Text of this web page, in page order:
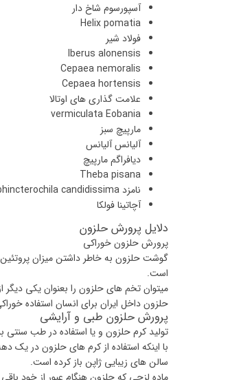
آسپورسوم شاخ دار
Helix pomatia
فولاد شیر
Iberus alonensis
Cepaea nemoralis
Cepaea hortensis
علامت گذاری های اوتالا
vermiculata Eobania
مارپیچ سبز
آلیانس آلیانس
دیافراگم مارپیچ
Theba pisana
نامزد Sphincterochila candidissima یا Leucochroa candidisima
آچاتینا فولکا
دلایل پرورش حلزون
پرورش حلزون خوراکی
گوشت حلزون به خاطر داشتن میزان پروتئین
است.
میتوان تخم های حلزون را بعنوان یکی دیگر
حلزون داخل ایران برای انسان استفاده
پرورش حلزون طبی و آرایشی
تولید کرم حلزون و یا استفاده در طب
با اینکه استفاده از کرم های حلزون در یک
سالن های زیبایی ژاپن باز کرده است.